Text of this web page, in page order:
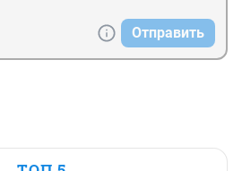
Отправить